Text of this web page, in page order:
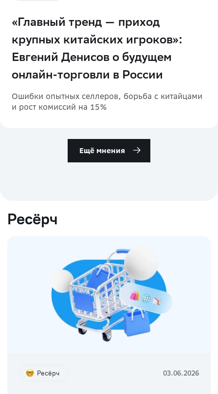
«Главный тренд — приход
крупных китайских игроков»:
Евгений Денисов о будущем
онлайн-торговли в России
Ошибки опытных селлеров, борьба с китайцами
и рост комиссий на 15%
Ещё мнения
Ресёрч
Ресёрч 03.06.2026